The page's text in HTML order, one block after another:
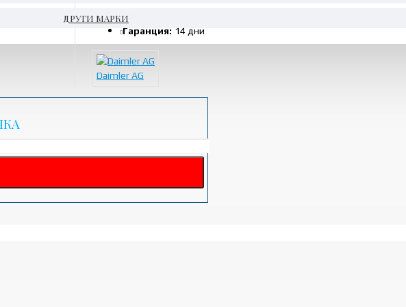
ДРУГИ МАРКИТегло:
Гаранция: 14 дни
Daimler AG